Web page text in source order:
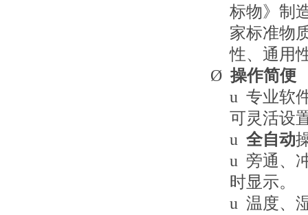
标物》制
家标准物
性、通用
Ø 操作简便
u 专业软
可灵活设
u 全自动
u 旁通、
时显示。
u 温度、